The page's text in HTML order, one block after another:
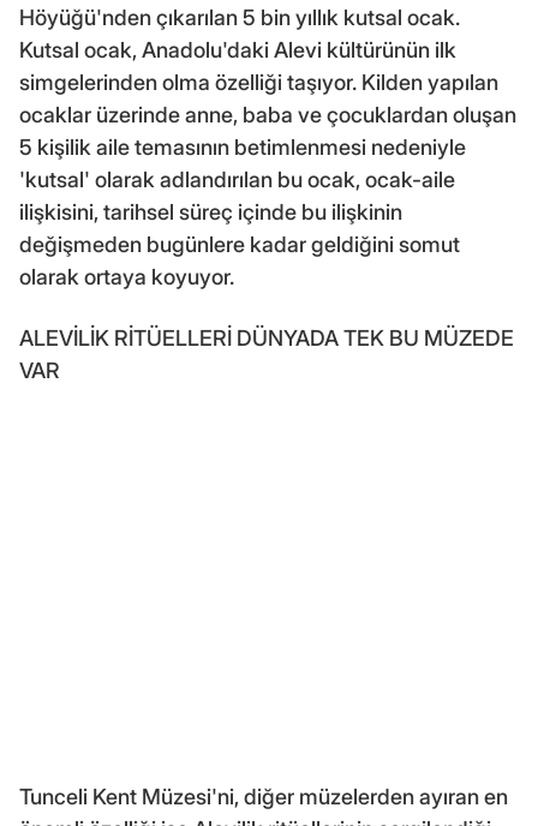
Höyüğü'nden çıkarılan 5 bin yıllık kutsal ocak.
Kutsal ocak, Anadolu'daki Alevi kültürünün ilk
simgelerinden olma özelliği taşıyor. Kilden yapılan
ocaklar üzerinde anne, baba ve çocuklardan oluşan
5 kişilik aile temasının betimlenmesi nedeniyle
'kutsal' olarak adlandırılan bu ocak, ocak-aile
ilişkisini, tarihsel süreç içinde bu ilişkinin
değişmeden bugünlere kadar geldiğini somut
olarak ortaya koyuyor.
ALEVİLİK RİTÜELLERİ DÜNYADA TEK BU MÜZEDE
VAR
Tunceli Kent Müzesi'ni, diğer müzelerden ayıran en